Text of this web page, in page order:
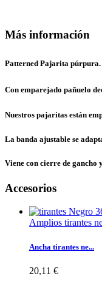
Más información
Patterned Pajarita púrpura.
Con emparejado pañuelo
Nuestros pajaritas están
La banda ajustable se
Viene con cierre de gancho
Accesorios
Amplios tirantes
Ancha tirantes ne...
20,11 €